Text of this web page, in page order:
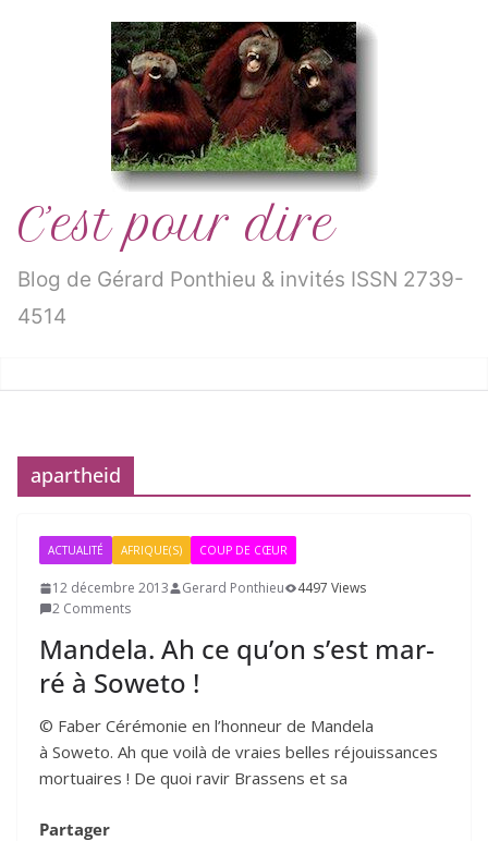
C’est pour dire
Blog de Gérard Ponthieu & invités ISSN 2739-
4514
apartheid
ACTUALITÉ AFRIQUE(S) COUP DE CŒUR
12 décembre 2013 Gerard Ponthieu
4497 Views
2 Comments
Mandela. Ah ce qu’on s’est mar­
ré à Soweto !
© Faber Cérémonie en l’hon­neur de Mandela
à Soweto. Ah que voi­là de vraies belles réjouis­sances
mor­tuaires ! De quoi ravir Brassens et sa
Partager